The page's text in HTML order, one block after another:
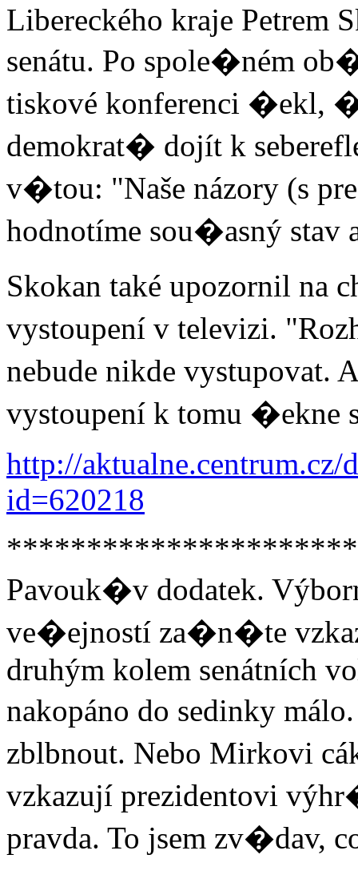
Libereckého kraje Petrem
senátu. Po spole�ném
tiskové konferenci �ekl,
demokrat� dojít k
v�tou: "Naše názory (s
hodnotíme sou�asný stav
Skokan také upozornil na
vystoupení v televizi.
nebude nikde
vystoupení k tomu
http://
id=620218
Pavouk�v dodatek.
ve�ejností za�n�te
druhým kolem senátních
nakopáno do sedinky
zblbnout. Nebo Mirkovi
vzkazují prezidentovi
pravda. To jsem zv�dav,